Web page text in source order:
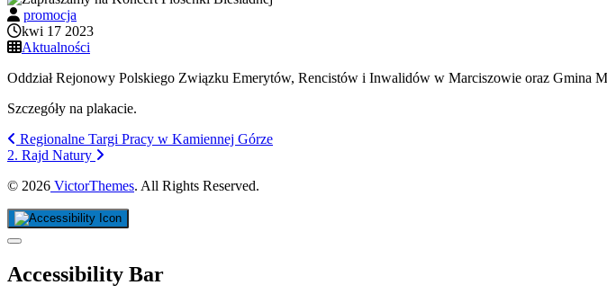
promocja
kwi 17 2023
Aktualności
Oddział Rejonowy Polskiego Związku Emerytów, Rencistów i Inwalidów w Marciszowie oraz Gmina
Szczegóły na plakacie.
Regionalne Targi Pracy w Kamiennej Górze
2. Rajd Natury
© 2026 VictorThemes. All Rights Reserved.
Close the accessibility toolbar
Accessibility Bar